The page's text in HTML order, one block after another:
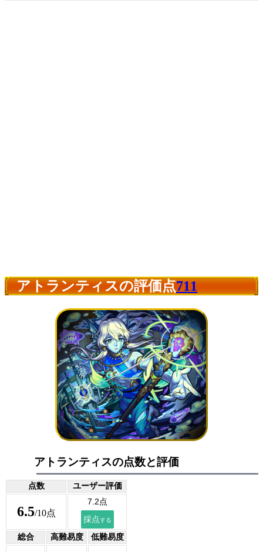
アトランティスの評価点711
アトランティスの点数と評価
点数 ユーザー評価
6.5/10点
総合 高難易度 低難易度